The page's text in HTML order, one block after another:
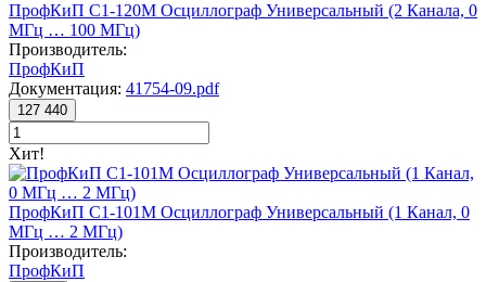
ПрофКиП С1-120М Осциллограф Универсальный (2 Канала, 0
МГц … 100 МГц)
Производитель:
ПрофКиП
Документация: 41754-09.pdf
127 440
Хит!
ПрофКиП С1-101М Осциллограф Универсальный (1 Канал, 0
МГц … 2 МГц)
Производитель:
ПрофКиП